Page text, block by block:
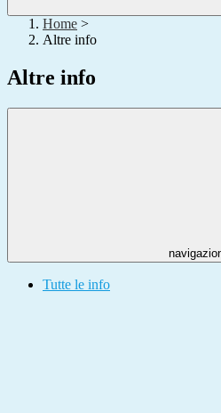
Home >
Altre info
Altre info
Tutte le info